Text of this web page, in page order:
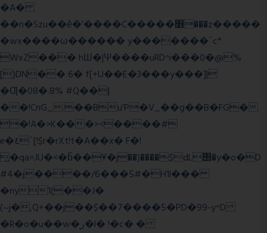
�A�
��n�Szu��ӗ�'����C�����׻���z�����
�wx����ω������ y�������`c*
WxZ��� hШ�|Ψ����uRD^i���0�@%
[)DN�� 6� f[+U��E�3���y���]|
�Ƣ�08�.8% #Q��|
��!CnG_.��Bu'P�V_��g��B�FG�
�!A�>K���><����#
e�٤`[!$r�rXt!t�A��x� F�!
̮�qa=JU�<�b̃��Ұ�j��)����$dL΢�y�o�D
#4�j����/6���5#�H1l���
�ny1(��J�
(~j�,Q+��j��$��7����5�PD�99-y^D
�R�o�u��w�ر�l� !�c� �